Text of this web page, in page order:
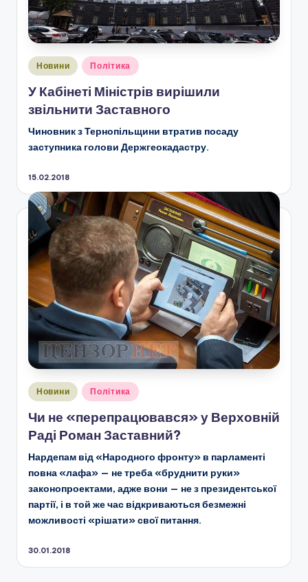
Опубліковано
Новини Політика
У Кабінеті Міністрів вирішили
звільнити Заставного
Чиновник з Тернопільщини втратив посаду
заступника голови Держгеокадастру.
15.02.2018
Опубліковано
Новини Політика
Чи не «перепрацювався» у Верховній
Раді Роман Заставний?
Нардепам від «Народного фронту» в парламенті
повна «лафа» — не треба «бруднити руки»
законопроектами, адже вони — не з президентської
партії, і в той же час відкриваються безмежні
можливості «рішати» свої питання.
30.01.2018